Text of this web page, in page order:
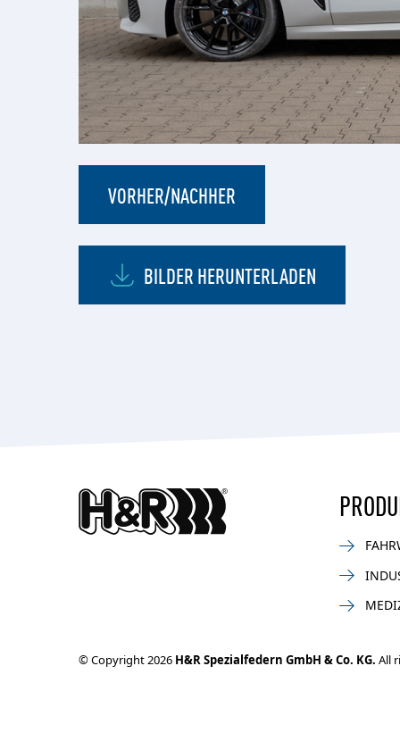
VORHER/NACHHER
BILDER HERUNTERLADEN
© Copyright 2026 H&R Spezialfedern GmbH & Co. KG. All